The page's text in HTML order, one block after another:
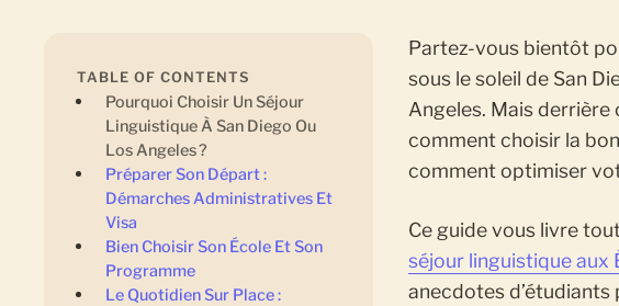
TABLE OF CONTENTS
Pourquoi Choisir Un Séjour
Linguistique À San Diego Ou
Los Angeles ?
Préparer Son Départ :
Démarches Administratives Et
Visa
Bien Choisir Son École Et Son
Programme
Le Quotidien Sur Place :
Partez-vous bientôt
sous le soleil de San
Angeles. Mais derrière
comment choisir la
comment optimiser
Ce guide vous livre
séjour linguistique aux
anecdotes